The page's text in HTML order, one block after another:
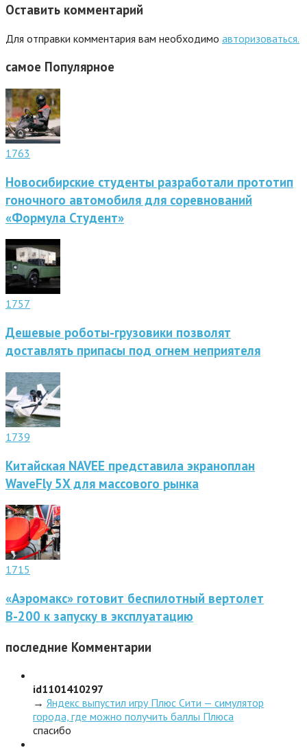
Оставить комментарий
Для отправки комментария вам необходимо авторизоваться.
самое Популярное
1763
Новосибирские студенты разработали прототип
гоночного автомобиля для соревнований
«Формула Студент»
1757
Дешевые роботы-грузовики позволят
доставлять припасы под огнем неприятеля
1739
Китайская NAVEE представила экраноплан
WaveFly 5X для массового рынка
1715
«Аэромакс» готовит беспилотный вертолет
В-200 к запуску в эксплуатацию
последние Комментарии
id1101410297
→ Яндекс выпустил игру Плюс Сити — симулятор
города, где можно получить баллы Плюса
спасибо